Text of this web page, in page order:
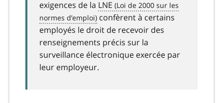
exigences de la LNE
confèrent à certains
employés le droit de recevoir des
renseignements précis sur la
surveillance électronique exercée par
leur employeur.